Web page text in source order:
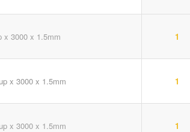
x 3000 x 1.5mm 1
x 3000 x 1.5mm 1
x 3000 x 1.5mm 1